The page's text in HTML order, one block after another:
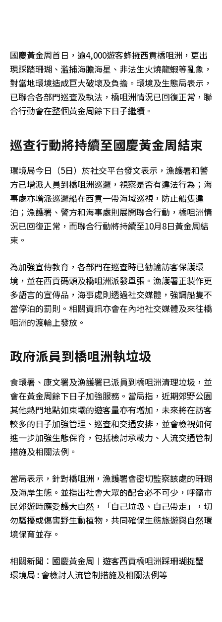
國慶黃金周首日，逾4,000遊客蜂擁西貢橋咀洲，更出
現踩踏珊瑚、濫捕海膽海星、非法生火燒龍蝦等亂象，
對當地環境造成巨大破壞及負擔。環境及生態局表示，
已聯合各部門巡查及執法，橋咀洲情況已回復正常，聯
合行動會在整個黃金周餘下日子繼續。
巡查行動將持續至國慶黃金周結束
環境局今日（5日）於社交平台發文表示，漁護署和警
方已增派人員到橋咀洲巡邏，視察是否有違法行為；海
事處亦增派巡邏船在西貢一帶海域巡視，防止船隻違
泊；漁護署、警方和海事處則展開聯合行動，橋咀洲情
況已回復正常，而聯合行動將持續至10月8日黃金周結
束。
為加強宣傳教育，各部門在巡查時已勸諭訪客保護環
境，並在西貢碼頭及橋咀洲派發單張。漁護署正製作更
多語言的宣傳品，海事處則透過社交媒體，強調船隻不
當停泊的罰則。相關資訊亦會在內地社交媒體及來往橋
咀洲的渡輪上發放。
政府派員到橋咀洲執垃圾
食環署、康文署及漁護署已派員到橋咀洲清理垃圾，並
會在黃金周餘下日子加強服務。當局指，近期郊野公園
其他熱門地點如東壩的遊客量亦有增加，未來將在訪客
較多的日子加強管理、巡查和交通安排，並會檢視如何
進一步加強生態保育，包括檢討承載力、人流交通管制
措施及相關法例。
當局表示，針對橋咀洲，漁護署會密切監察該處的珊瑚
及海岸生態。並指出社會大眾的配合必不可少，呼籲市
民郊遊時應愛護大自然，「自己垃圾、自己帶走」，切
勿騷擾或傷害野生動植物，共同確保生態旅遊與自然環
境保育並存。
相關新聞：國慶黃金周︱遊客西貢橋咀洲踩珊瑚捉蟹
環境局 : 會檢討人流管制措施及相關法例等